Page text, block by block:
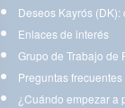
Deseos Kayrós
Enlaces de interés
Grupo de Trabajo de
Preguntas
¿Cuándo empezar a